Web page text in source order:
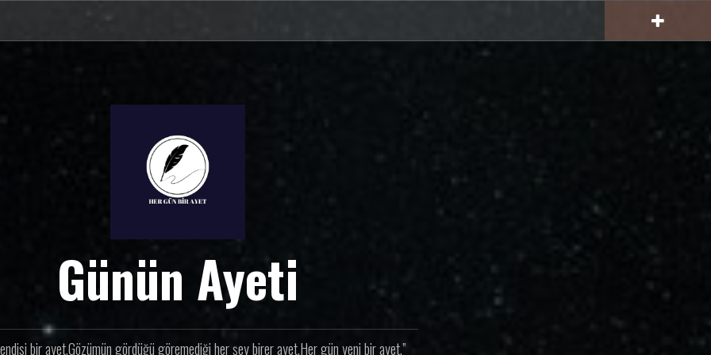
Günün Ayeti
bir ayet.Gözümün gördüğü göremediği her şey birer ayet.Her gün yeni bir ayet.”